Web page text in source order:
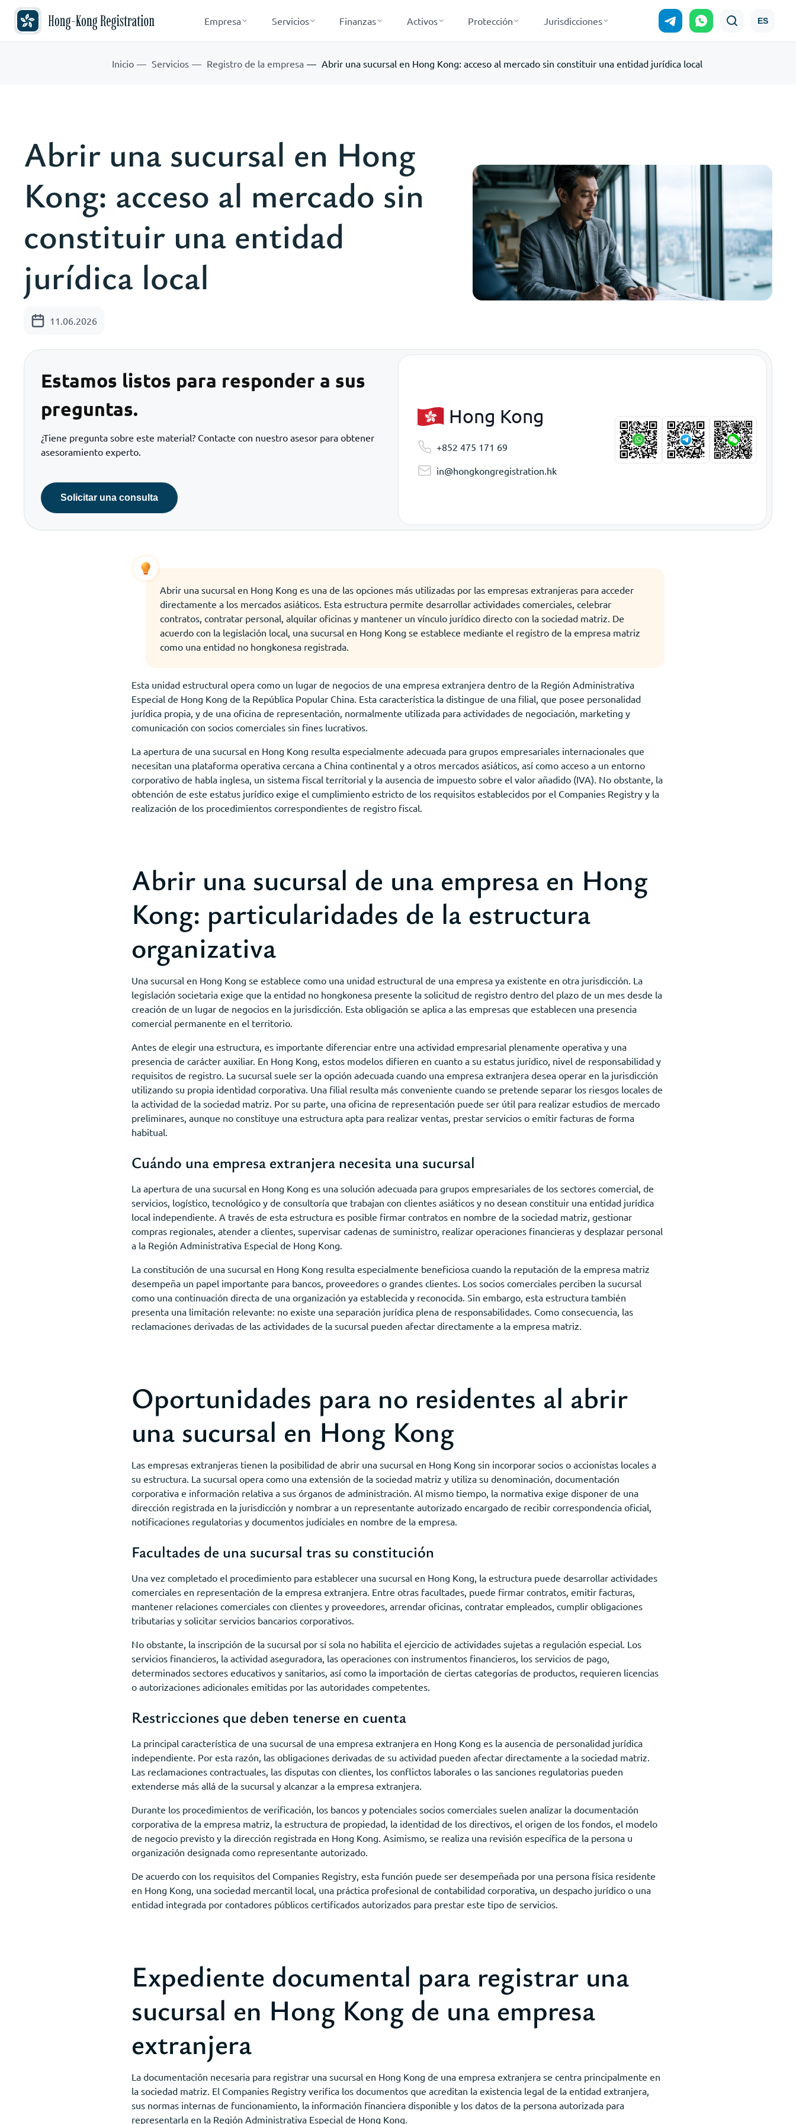
Empresa Servicios Finanzas Activos Protección Jurisdicciones ES
Inicio Servicios Registro de la empresa Abrir una sucursal en Hong Kong: acceso al mercado sin constituir una entidad jurídica local
Abrir una sucursal en Hong
Kong: acceso al mercado sin
constituir una entidad
jurídica local
11.06.2026
Estamos listos para responder a sus
preguntas.
¿Tiene pregunta sobre este material? Contacte con nuestro asesor para obtener
asesoramiento experto.
Solicitar una consulta
Hong Kong
+852 475 171 69
in@hongkongregistration.hk
Abrir una sucursal en Hong Kong es una de las opciones más utilizadas por las empresas extranjeras para acceder
directamente a los mercados asiáticos. Esta estructura permite desarrollar actividades comerciales, celebrar
contratos, contratar personal, alquilar oficinas y mantener un vínculo jurídico directo con la sociedad matriz. De
acuerdo con la legislación local, una sucursal en Hong Kong se establece mediante el registro de la empresa matriz
como una entidad no hongkonesa registrada.
Esta unidad estructural opera como un lugar de negocios de una empresa extranjera dentro de la Región Administrativa
Especial de Hong Kong de la República Popular China. Esta característica la distingue de una filial, que posee personalidad
jurídica propia, y de una oficina de representación, normalmente utilizada para actividades de negociación, marketing y
comunicación con socios comerciales sin fines lucrativos.
La apertura de una sucursal en Hong Kong resulta especialmente adecuada para grupos empresariales internacionales que
necesitan una plataforma operativa cercana a China continental y a otros mercados asiáticos, así como acceso a un entorno
corporativo de habla inglesa, un sistema fiscal territorial y la ausencia de impuesto sobre el valor añadido (IVA). No obstante, la
obtención de este estatus jurídico exige el cumplimiento estricto de los requisitos establecidos por el Companies Registry y la
realización de los procedimientos correspondientes de registro fiscal.
Abrir una sucursal de una empresa en Hong
Kong: particularidades de la estructura
organizativa
Una sucursal en Hong Kong se establece como una unidad estructural de una empresa ya existente en otra jurisdicción. La
legislación societaria exige que la entidad no hongkonesa presente la solicitud de registro dentro del plazo de un mes desde la
creación de un lugar de negocios en la jurisdicción. Esta obligación se aplica a las empresas que establecen una presencia
comercial permanente en el territorio.
Antes de elegir una estructura, es importante diferenciar entre una actividad empresarial plenamente operativa y una
presencia de carácter auxiliar. En Hong Kong, estos modelos difieren en cuanto a su estatus jurídico, nivel de responsabilidad y
requisitos de registro. La sucursal suele ser la opción adecuada cuando una empresa extranjera desea operar en la jurisdicción
utilizando su propia identidad corporativa. Una filial resulta más conveniente cuando se pretende separar los riesgos locales de
la actividad de la sociedad matriz. Por su parte, una oficina de representación puede ser útil para realizar estudios de mercado
preliminares, aunque no constituye una estructura apta para realizar ventas, prestar servicios o emitir facturas de forma
habitual.
Cuándo una empresa extranjera necesita una sucursal
La apertura de una sucursal en Hong Kong es una solución adecuada para grupos empresariales de los sectores comercial, de
servicios, logístico, tecnológico y de consultoría que trabajan con clientes asiáticos y no desean constituir una entidad jurídica
local independiente. A través de esta estructura es posible firmar contratos en nombre de la sociedad matriz, gestionar
compras regionales, atender a clientes, supervisar cadenas de suministro, realizar operaciones financieras y desplazar personal
a la Región Administrativa Especial de Hong Kong.
La constitución de una sucursal en Hong Kong resulta especialmente beneficiosa cuando la reputación de la empresa matriz
desempeña un papel importante para bancos, proveedores o grandes clientes. Los socios comerciales perciben la sucursal
como una continuación directa de una organización ya establecida y reconocida. Sin embargo, esta estructura también
presenta una limitación relevante: no existe una separación jurídica plena de responsabilidades. Como consecuencia, las
reclamaciones derivadas de las actividades de la sucursal pueden afectar directamente a la empresa matriz.
Oportunidades para no residentes al abrir
una sucursal en Hong Kong
Las empresas extranjeras tienen la posibilidad de abrir una sucursal en Hong Kong sin incorporar socios o accionistas locales a
su estructura. La sucursal opera como una extensión de la sociedad matriz y utiliza su denominación, documentación
corporativa e información relativa a sus órganos de administración. Al mismo tiempo, la normativa exige disponer de una
dirección registrada en la jurisdicción y nombrar a un representante autorizado encargado de recibir correspondencia oficial,
notificaciones regulatorias y documentos judiciales en nombre de la empresa.
Facultades de una sucursal tras su constitución
Una vez completado el procedimiento para establecer una sucursal en Hong Kong, la estructura puede desarrollar actividades
comerciales en representación de la empresa extranjera. Entre otras facultades, puede firmar contratos, emitir facturas,
mantener relaciones comerciales con clientes y proveedores, arrendar oficinas, contratar empleados, cumplir obligaciones
tributarias y solicitar servicios bancarios corporativos.
No obstante, la inscripción de la sucursal por sí sola no habilita el ejercicio de actividades sujetas a regulación especial. Los
servicios financieros, la actividad aseguradora, las operaciones con instrumentos financieros, los servicios de pago,
determinados sectores educativos y sanitarios, así como la importación de ciertas categorías de productos, requieren licencias
o autorizaciones adicionales emitidas por las autoridades competentes.
Restricciones que deben tenerse en cuenta
La principal característica de una sucursal de una empresa extranjera en Hong Kong es la ausencia de personalidad jurídica
independiente. Por esta razón, las obligaciones derivadas de su actividad pueden afectar directamente a la sociedad matriz.
Las reclamaciones contractuales, las disputas con clientes, los conflictos laborales o las sanciones regulatorias pueden
extenderse más allá de la sucursal y alcanzar a la empresa extranjera.
Durante los procedimientos de verificación, los bancos y potenciales socios comerciales suelen analizar la documentación
corporativa de la empresa matriz, la estructura de propiedad, la identidad de los directivos, el origen de los fondos, el modelo
de negocio previsto y la dirección registrada en Hong Kong. Asimismo, se realiza una revisión específica de la persona u
organización designada como representante autorizado.
De acuerdo con los requisitos del Companies Registry, esta función puede ser desempeñada por una persona física residente
en Hong Kong, una sociedad mercantil local, una práctica profesional de contabilidad corporativa, un despacho jurídico o una
entidad integrada por contadores públicos certificados autorizados para prestar este tipo de servicios.
Expediente documental para registrar una
sucursal en Hong Kong de una empresa
extranjera
La documentación necesaria para registrar una sucursal en Hong Kong de una empresa extranjera se centra principalmente en
la sociedad matriz. El Companies Registry verifica los documentos que acreditan la existencia legal de la entidad extranjera,
sus normas internas de funcionamiento, la información financiera disponible y los datos de la persona autorizada para
representarla en la Región Administrativa Especial de Hong Kong.